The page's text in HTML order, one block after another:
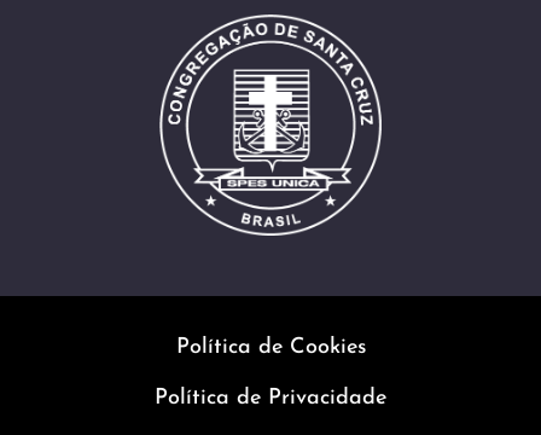
Política de Cookies
Política de Privacidade